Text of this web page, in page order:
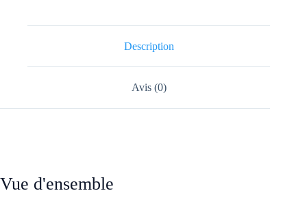
Description
Avis (0)
Vue d'ensemble